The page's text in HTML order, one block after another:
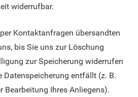
widerrufbar.
Kontaktanfragen übersandten
bis Sie uns zur Löschung
zur Speicherung widerrufen
Datenspeicherung entfällt (z. B.
Bearbeitung Ihres Anliegens).